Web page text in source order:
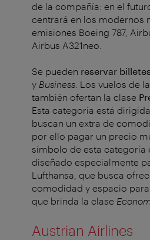
de la compañía: en el
centrará en los modernos
emisiones Boeing 787,
Airbus A321neo.
Se pueden reservar billetes
y Business . Los vuelos de
también ofertan la clase
Esta categoría está
buscan un extra de
por ello pagar un precio
símbolo de esta categoría
diseñado especialmente
Lufthansa, que busca
comodidad y espacio
que brinda la clase
Austrian Airlines